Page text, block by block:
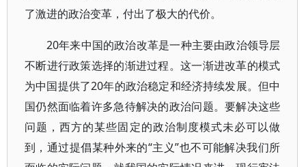
了激进的政治变革，付出了极大的代价。
20年来中国的政治改革是一种主要由政治领导层
不断进行政策选择的渐进过程。这一渐进改革的模式
为中国提供了20年的政治稳定和经济持续发展。但中
国仍然面临着许多急待解决的政治问题。要解决这些
问题，西方的某些固定的政治制度模式未必可以做
到，通过提倡某种外来的“主义”也不可能解决我们所